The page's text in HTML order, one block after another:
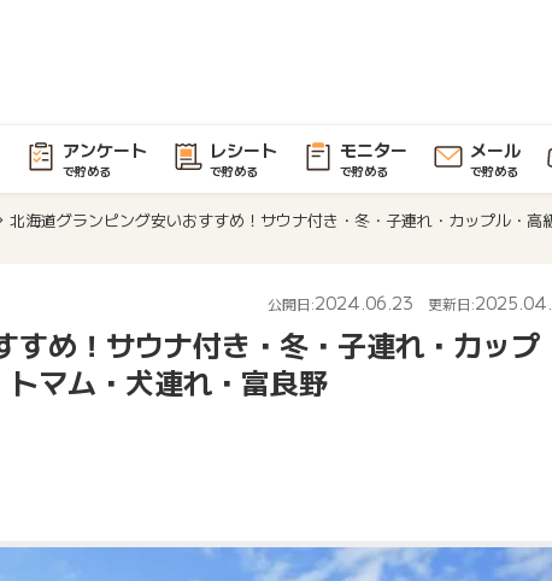
アンケート
で貯める
レシート
で貯める
モニター
で貯める
メール
で貯める
北海道グランピング安いおすすめ！サウナ付き・冬・子連れ・カップル・
公開日:2024.06.23 更新日:
すめ！サウナ付き・冬・子連れ・カップ
マム・犬連れ・富良野